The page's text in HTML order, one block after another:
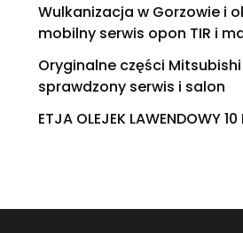
Wulkanizacja w Gorzowie i
mobilny serwis opon TIR i
Oryginalne części
sprawdzony serwis i salon
ETJA OLEJEK LAWENDOWY 10